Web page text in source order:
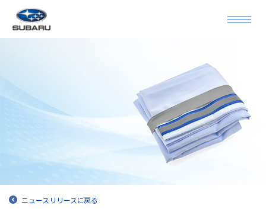
ニュースリリースに戻る